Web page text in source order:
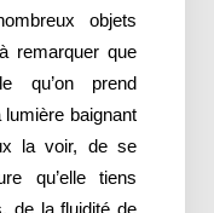
objets
remarquer que
qu’on prend
baignant
la voir, de se
qu’elle tiens
de la fluidité de